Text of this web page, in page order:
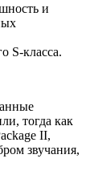
и
S-класса.
тогда как
II,
звучания,